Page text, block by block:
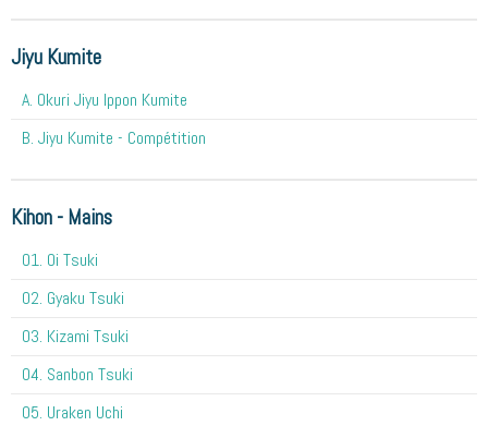
Jiyu Kumite
A. Okuri Jiyu Ippon Kumite
B. Jiyu Kumite - Compétition
Kihon - Mains
O1. Oi Tsuki
02. Gyaku Tsuki
03. Kizami Tsuki
04. Sanbon Tsuki
05. Uraken Uchi